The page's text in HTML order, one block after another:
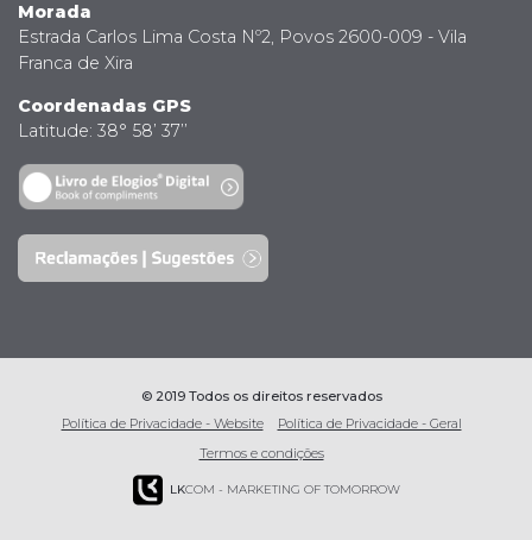
Morada
Estrada Carlos Lima Costa Nº2, Povos 2600-009 - Vila
Franca de Xira
Coordenadas GPS
Latitude: 38° 58’ 37’’
© 2019 Todos os direitos reservados
Política de Privacidade - Website
Política de Privacidade - Geral
Termos e condições
LKCOM - MARKETING OF TOMORROW